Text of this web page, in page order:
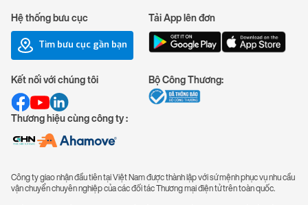
Hệ thống bưu cục
Tìm bưu cục gần bạn
Tải App lên đơn
Kết nối với chúng tôi
Thương hiệu cùng công ty :
Bộ Công Thương:
Công ty giao nhận đầu tiên tại Việt Nam được thành lập với sứ mệnh phục vụ nhu cầu
vận chuyển chuyên nghiệp của các đối tác Thương mại điện tử trên toàn quốc.